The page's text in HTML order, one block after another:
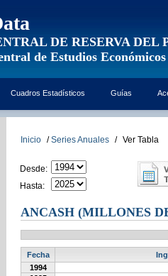
DE RESERVA DEL
de Estudios Económicos
Cuadros Estadísticos Guías
Inicio / Series Anuales / Ver Tabla
Desde:
Hasta:
ANCASH (MILLONES
Fecha
1994